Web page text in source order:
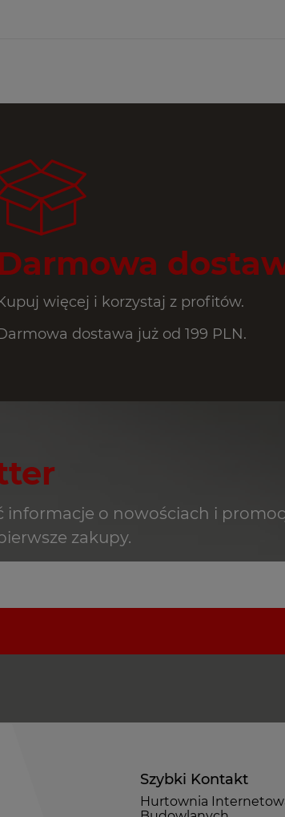
więcej i korzystaj z profitów.
dostawa już od 199 PLN.
informacje o nowościach i
zakupy.
Szybki Kontakt
Hurtownia